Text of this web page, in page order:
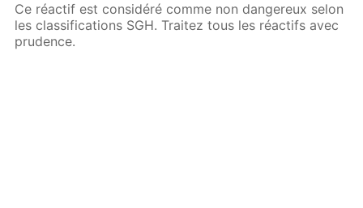
Ce réactif est considéré comme non dangereux selon
les classifications SGH. Traitez tous les réactifs avec
prudence.